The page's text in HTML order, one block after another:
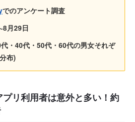
でのアンケート調査
月29日
・40代・50代・60代の男女それぞ
布)
リ利用者は意外と多い！約